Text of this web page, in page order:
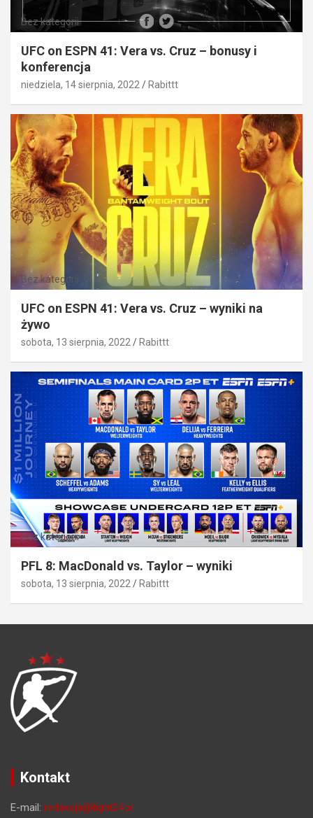
Bez kategorii
UFC on ESPN 41: Vera vs. Cruz – bonusy i
konferencja
niedziela, 14 sierpnia, 2022 Rabittt
Bez kategorii
UFC on ESPN 41: Vera vs. Cruz – wyniki na
żywo
sobota, 13 sierpnia, 2022 Rabittt
Bez kategorii
PFL 8: MacDonald vs. Taylor – wyniki
sobota, 13 sierpnia, 2022 Rabittt
Kontakt
E-mail: redakcja@fight24.pl